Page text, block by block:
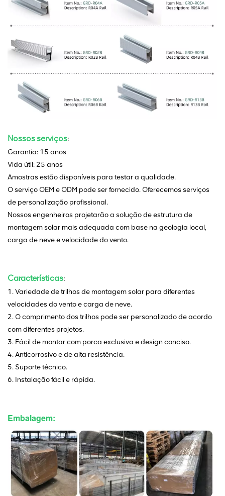
Nossos serviços:
Garantia: 15 anos
Vida útil: 25 anos
Amostras estão disponíveis para testar a qualidade.
O serviço OEM e ODM pode ser fornecido. Oferecemos serviços
de personalização profissional.
Nossos engenheiros projetarão a solução de estrutura de
montagem solar mais adequada com base na geologia local,
carga de neve e velocidade do vento.
Características:
1. Variedade de trilhos de montagem solar para diferentes
velocidades do vento e carga de neve.
2. O comprimento dos trilhos pode ser personalizado de acordo
com diferentes projetos.
3. Fácil de montar com porca exclusiva e design conciso.
4. Anticorrosivo e de alta resistência.
5. Suporte técnico.
6. Instalação fácil e rápida.
Embalagem: